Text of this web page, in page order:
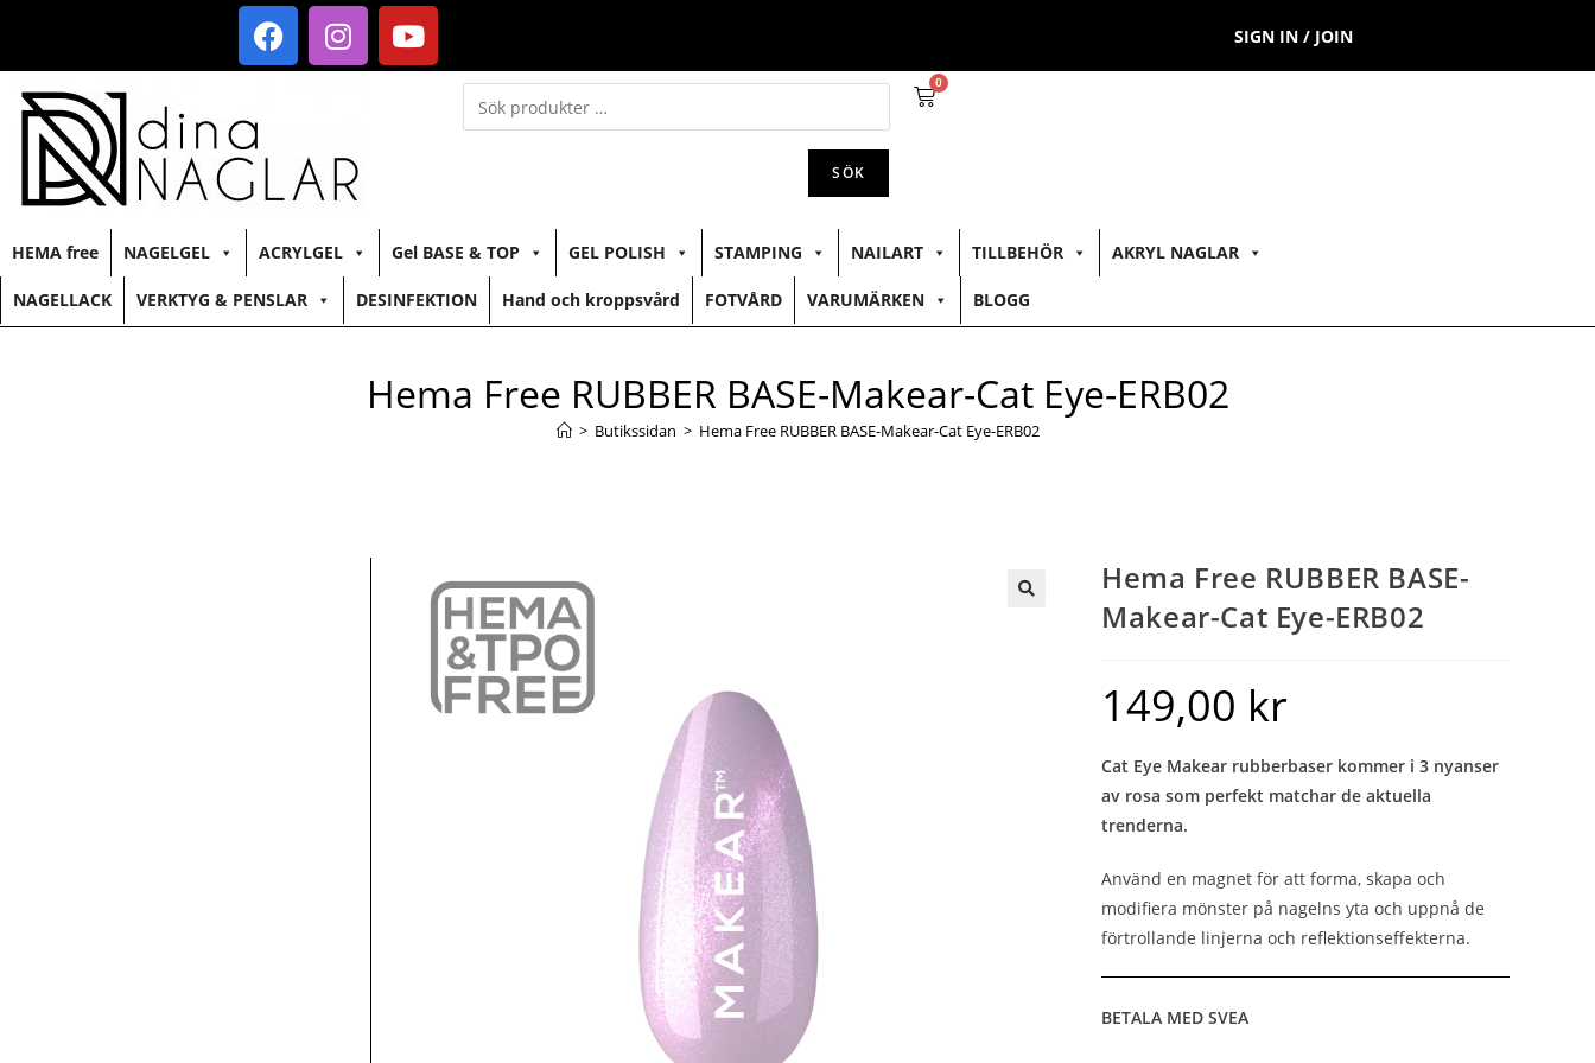
SIGN IN / JOIN
SÖK
0
HEMA free NAGELGEL ACRYLGEL Gel BASE & TOP GEL POLISH STAMPING NAILART TILLBEHÖR AKRYL NAGLAR
NAGELLACK VERKTYG & PENSLAR DESINFEKTION Hand och kroppsvård FOTVÅRD VARUMÄRKEN BLOGG
Hema Free RUBBER BASE-Makear-Cat Eye-ERB02
> Butikssidan > Hema Free RUBBER BASE-Makear-Cat Eye-ERB02
Hema Free RUBBER BASE-
Makear-Cat Eye-ERB02
149,00 kr
Cat Eye Makear rubberbaser kommer i 3 nyanser
av rosa som perfekt matchar de aktuella
trenderna.
Använd en magnet för att forma, skapa och
modifiera mönster på nagelns yta och uppnå de
förtrollande linjerna och reflektionseffekterna.
BETALA MED SVEA